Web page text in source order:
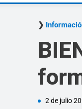
2 de julio